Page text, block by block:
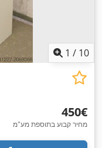
1 / 10
‏450 ‏€
מחיר קבוע בתוספת מע"מ